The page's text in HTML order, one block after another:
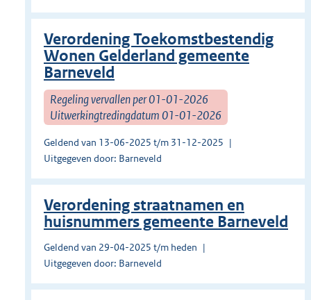
Verordening Toekomstbestendig
Wonen Gelderland gemeente
Barneveld
Regeling vervallen per 01-01-2026
Uitwerkingtredingdatum 01-01-2026
Geldend van 13-06-2025 t/m 31-12-2025
Uitgegeven door: Barneveld
Verordening straatnamen en
huisnummers gemeente Barneveld
Geldend van 29-04-2025 t/m heden
Uitgegeven door: Barneveld